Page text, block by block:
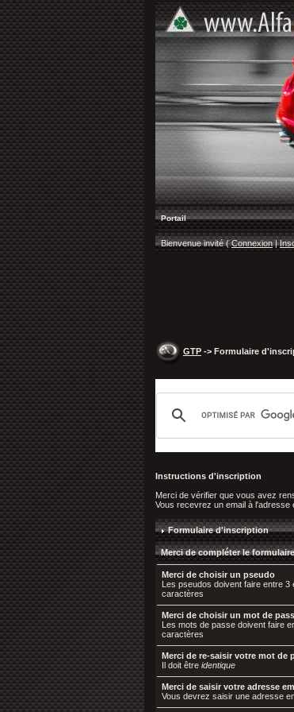
Portail
Bienvenue invité ( Connexion |
GTP -> Formulaire
Instructions d'inscription
Merci de vérifier que vous avez
Vous recevrez un email à l'adresse
Formulaire d'inscription
Merci de compléter le
Merci de choisir un pseudo
Les pseudos doivent faire entre 3
caractères
Merci de choisir un mot de
Les mots de passe doivent faire
caractères
Merci de re-saisir votre mot de
Il doit être identique
Merci de saisir votre adresse
Vous devrez saisir une adresse